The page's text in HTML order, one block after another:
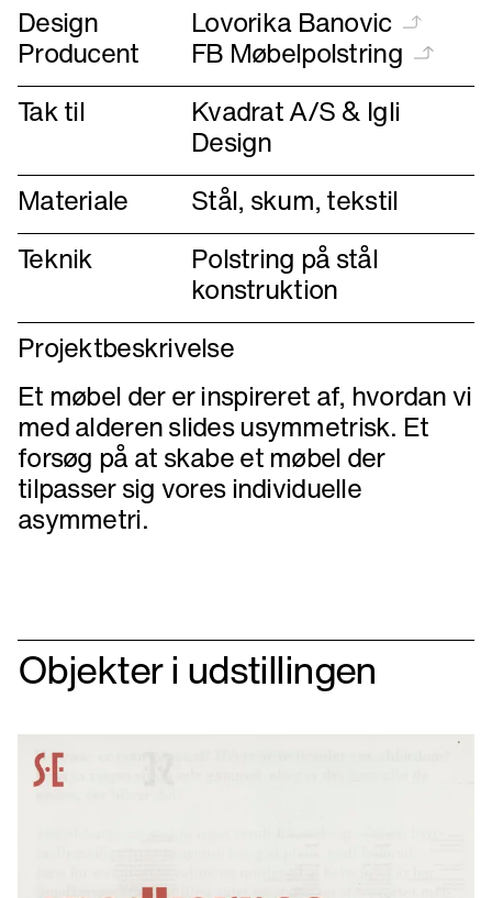
Design Lovorika Banovic
Producent
FB Møbelpolstring
Tak til
Kvadrat A/S & Igli
Design
Materiale
Stål, skum, tekstil
Teknik
Polstring på stål
konstruktion
Projektbeskrivelse
Et møbel der er inspireret af, hvordan vi
med alderen slides usymmetrisk. Et
forsøg på at skabe et møbel der
tilpasser sig vores individuelle
asymmetri.
Objekter i udstillingen